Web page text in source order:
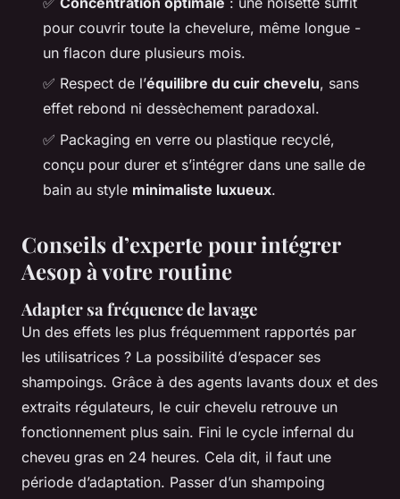
pour couvrir toute la chevelure, même longue -
un flacon dure plusieurs mois.
✅ Respect de l’équilibre du cuir chevelu, sans
effet rebond ni dessèchement paradoxal.
✅ Packaging en verre ou plastique recyclé,
conçu pour durer et s’intégrer dans une salle de
bain au style minimaliste luxueux.
Conseils d’experte pour intégrer
Aesop à votre routine
Adapter sa fréquence de lavage
Un des effets les plus fréquemment rapportés par
les utilisatrices ? La possibilité d’espacer ses
shampoings. Grâce à des agents lavants doux et des
extraits régulateurs, le cuir chevelu retrouve un
fonctionnement plus sain. Fini le cycle infernal du
cheveu gras en 24 heures. Cela dit, il faut une
période d’adaptation. Passer d’un shampoing